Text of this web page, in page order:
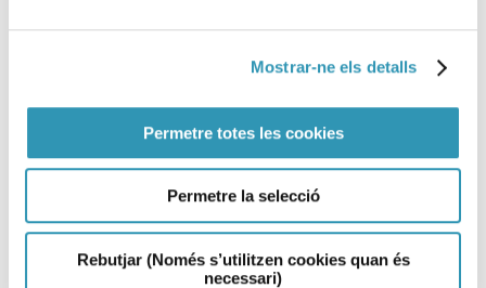
Mostrar-ne els detalls
Permetre totes les cookies
Permetre la selecció
Rebutjar (Només s’utilitzen cookies quan és
necessari)
promoció de la salut a l’escola a
05-05-2026